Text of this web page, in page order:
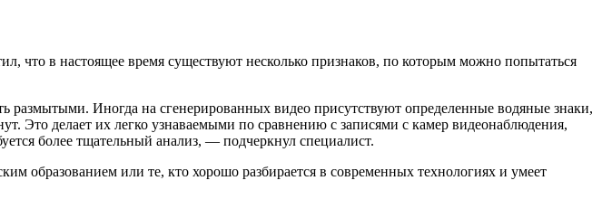
что в настоящее время существуют несколько признаков, по которым можно попытаться
Иногда на сгенерированных видео присутствуют определенные водяные знаки,
делает их легко узнаваемыми по сравнению с записями с камер видеонаблюдения,
более тщательный анализ, — подчеркнул специалист.
образованием или те, кто хорошо разбирается в современных технологиях и умеет